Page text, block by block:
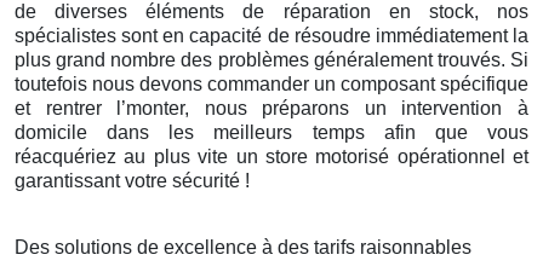
de diverses éléments de réparation en stock, nos
spécialistes sont en capacité de résoudre immédiatement la
plus grand nombre des problèmes généralement trouvés. Si
toutefois nous devons commander un composant spécifique
et rentrer l’monter, nous préparons un intervention à
domicile dans les meilleurs temps afin que vous
réacquériez au plus vite un store motorisé opérationnel et
garantissant votre sécurité !
Des solutions de excellence à des tarifs raisonnables